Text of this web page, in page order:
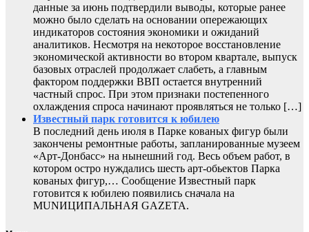
данные за июнь подтвердили выводы, которые ранее
можно было сделать на основании опережающих
индикаторов состояния экономики и ожиданий
аналитиков. Несмотря на некоторое восстановление
экономической активности во втором квартале, выпуск
базовых отраслей продолжает слабеть, а главным
фактором поддержки ВВП остается внутренний
частный спрос. При этом признаки постепенного
охлаждения спроса начинают проявляться не только […]
Известный парк готовится к юбилею
В последний день июля в Парке кованых фигур были
закончены ремонтные работы, запланированные музеем
«Арт-Донбасс» на нынешний год. Весь объем работ, в
котором остро нуждались шесть арт-обьектов Парка
кованых фигур,… Сообщение Известный парк
готовится к юбилею появились сначала на
MUNИЦИПАЛЬНАЯ GAZЕТА.